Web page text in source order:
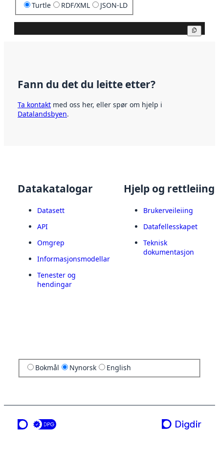
Turtle RDF/XML JSON-LD
Fann du det du leitte etter?
Ta kontakt med oss her, eller spør om hjelp i
Datalandsbyen.
Datakatalogar
Datasett
API
Omgrep
Informasjonsmodellar
Tenester og
hendingar
Hjelp og rettleiing
Brukerveileiing
Datafellesskapet
Teknisk
dokumentasjon
Bokmål Nynorsk English